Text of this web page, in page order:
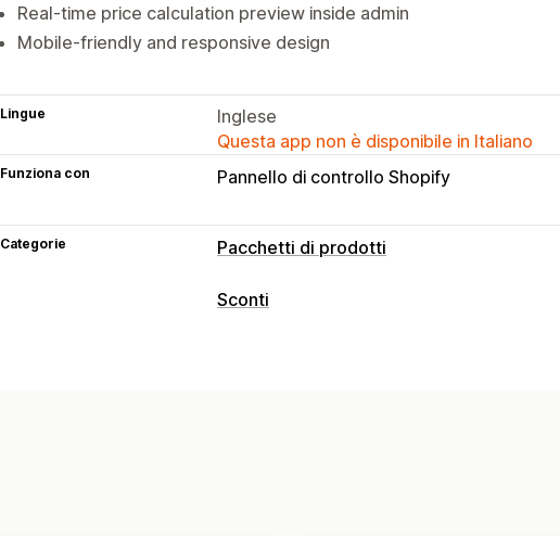
Real-time price calculation preview inside admin
Mobile-friendly and responsive design
Lingue
Inglese
Questa app non è disponibile in Italiano
Funziona con Pannello di controllo Shopify
Categorie Pacchetti di prodotti
Tipi di pacchetti
Sconti